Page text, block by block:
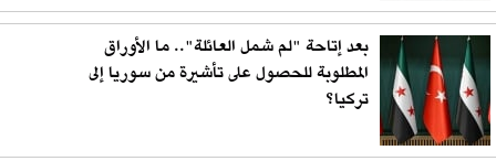
بعد إتاحة "لم شمل العائلة".. ما الأوراق
المطلوبة للحصول على تأشيرة من سوريا إلى
تركيا؟